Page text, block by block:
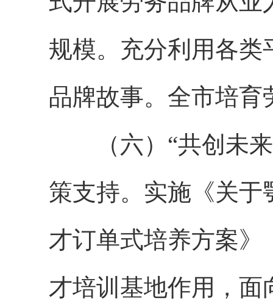
规模。充分利用各
品牌故事。全市培育
（六）“共创未来
策支持。实施《关
才订单式培养方案
才培训基地作用，